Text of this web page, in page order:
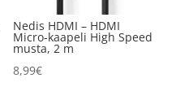
Nedis HDMI – HDMI
Micro-kaapeli High Speed
musta, 2 m
8,99€